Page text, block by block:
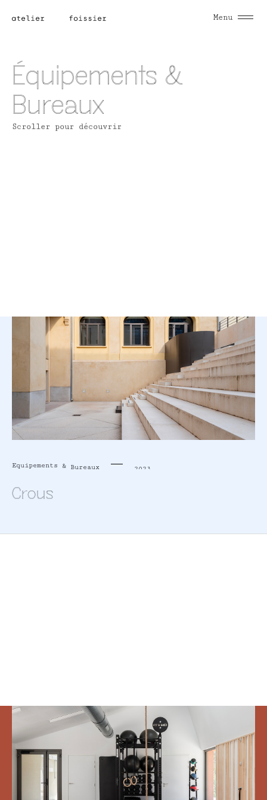
Menu
Équipements &
Bureaux
Scroller pour découvrir
Equipements & Bureaux
Crous